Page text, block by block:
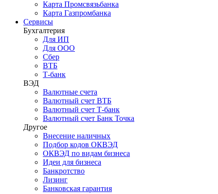
Карта Промсвязьбанка
Карта Газпромбанка
Сервисы
Бухгалтерия
Для ИП
Для ООО
Сбер
ВТБ
Т-банк
ВЭД
Валютные счета
Валютный счет ВТБ
Валютный счет Т-банк
Валютный счет Банк Точка
Другое
Внесение наличных
Подбор кодов ОКВЭД
ОКВЭД по видам бизнеса
Идеи для бизнеса
Банкротство
Лизинг
Банковская гарантия